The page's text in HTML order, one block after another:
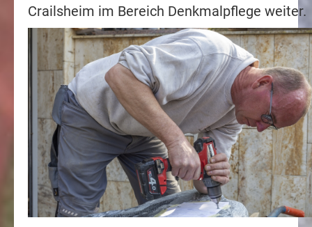
Crailsheim im Bereich Denkmalpflege weiter.